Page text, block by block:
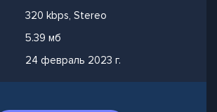
320 kbps, Stereo
5.39 мб
24 февраль 2023 г.